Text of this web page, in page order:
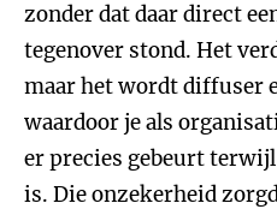
zonder dat daar direct
tegenover stond. Het
maar het wordt diffuser
waardoor je als
er precies gebeurt
is. Die onzekerheid